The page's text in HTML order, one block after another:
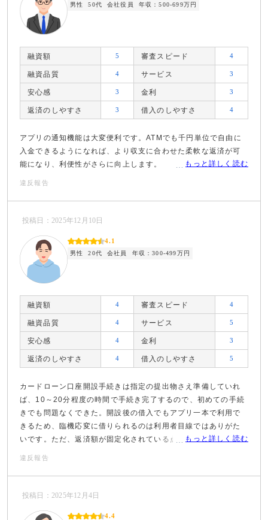
男性 50代 会社役員 年収：500-699万円
融資額 5 審査スピード 4
融資品質 4 サービス 3
安心感 3 金利 3
返済のしやすさ 3 借入のしやすさ 4
アプリの通知機能は大変便利です。ATMでも千円単位で自由に
入金できるようになれば、より収支に合わせた柔軟な返済が可
能になり、利便性がさらに向上します。
もっと詳しく読む
違反報告
投稿日：2025年12月10日
4.1
男性 20代 会社員 年収：300-499万円
融資額 4 審査スピード 4
融資品質 4 サービス 5
安心感 4 金利 3
返済のしやすさ 4 借入のしやすさ 5
カードローン口座開設手続きは指定の提出物さえ準備していれ
ば、10～20分程度の時間で手続き完了するので、初めての手続
きでも問題なくできた。開設後の借入でもアプリ一本で利用で
きるため、臨機応変に借りられるのは利用者目線ではありがた
いです。ただ、返済額が固定化されている点が個人的には不便
もっと詳しく読む
違反報告
投稿日：2025年12月4日
4.4